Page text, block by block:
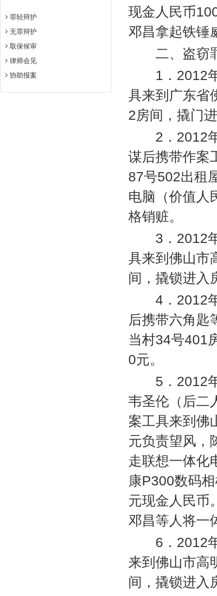
罪轻辩护
无罪辩护
取保候审
律师会见
协助报案
现金人民币
邓昌拿起铁锤
二、盗窃
1 ． 2012
具来到广东省
2房间，撬门
2 ． 2012
谋后携带作案
87号502出租
电脑（价值人
格销赃。
3 ． 2012
具来到佛山市
间，撬锁进入
4 ． 2012
后携带六角匙
当村34号401
0元。
5 ． 2012
韦圣伦（后二
案工具来到佛
元负责望风，
走联想一体化
康P300数码
元现金人民币
邓昌等人将一
6 ． 2012
来到佛山市高
间，撬锁进入